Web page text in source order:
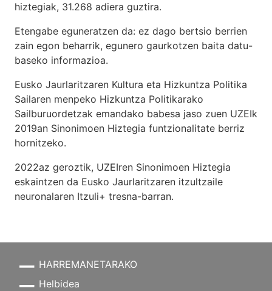
hiztegiak, 31.268 adiera guztira.
Etengabe eguneratzen da: ez dago bertsio berrien
zain egon beharrik, egunero gaurkotzen baita datu-
baseko informazioa.
Eusko Jaurlaritzaren Kultura eta Hizkuntza Politika
Sailaren menpeko Hizkuntza Politikarako
Sailburuordetzak emandako babesa jaso zuen UZEIk
2019an Sinonimoen Hiztegia funtzionalitate berriz
hornitzeko.
2022az geroztik, UZEIren Sinonimoen Hiztegia
eskaintzen da Eusko Jaurlaritzaren itzultzaile
neuronalaren Itzuli+ tresna-barran.
HARREMANETARAKO
Helbidea